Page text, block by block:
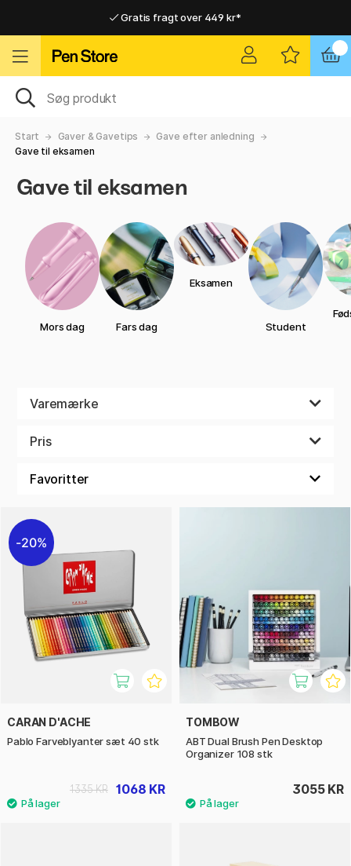
Gratis fragt over 449 kr*
Hurtigt til dør eller pakkeshop
Hurtigt til dør eller pakkeshop
Start Gaver & Gavetips
Gave efter anledning
Gave til eksamen
Gave til eksamen
Mors dag Fars dag
Eksamen
Student
Varemærke
Pris
20%
CARAN D'ACHE
Pablo Farveblyanter sæt 40 stk
1068 KR
1335 KR
TOMBOW
ABT Dual Brush Pen Desktop
Organizer 108 stk
3055 KR